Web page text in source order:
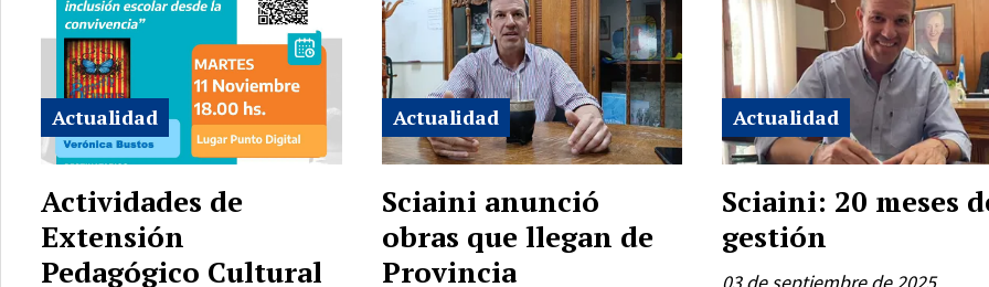
Actividades de
Extensión
Pedagógico Cultural
Actualidad
Sciaini anunció
obras que llegan de
Provincia
Actualidad
Sciaini: 20 meses
gestión
Actualidad